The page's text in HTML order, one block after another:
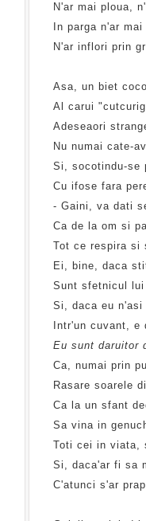
N'ar mai ploua,
In parga n'ar
N'ar inflori prin
Asa, un biet
Al carui
Adeseaori
Nu numai cate-
Si, socotindu-se
Cu ifose fara
- Gaini, va dati
Ca de la om si
Tot ce respira si
Ei, bine, daca
Sunt sfetnicul lui
Si, daca eu
Intr'un cuvant, e
Eu sunt daruitor
Ca, numai prin
Rasare soarele
Ca la un sfant
Sa vina in
Toti cei in viata,
Si, daca'ar fi sa
C'atunci s'ar